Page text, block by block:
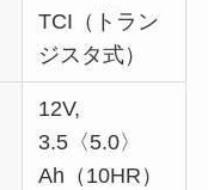
TCI（トラン
ジスタ式）
12V,
3.5〈5.0〉
Ah（10HR）